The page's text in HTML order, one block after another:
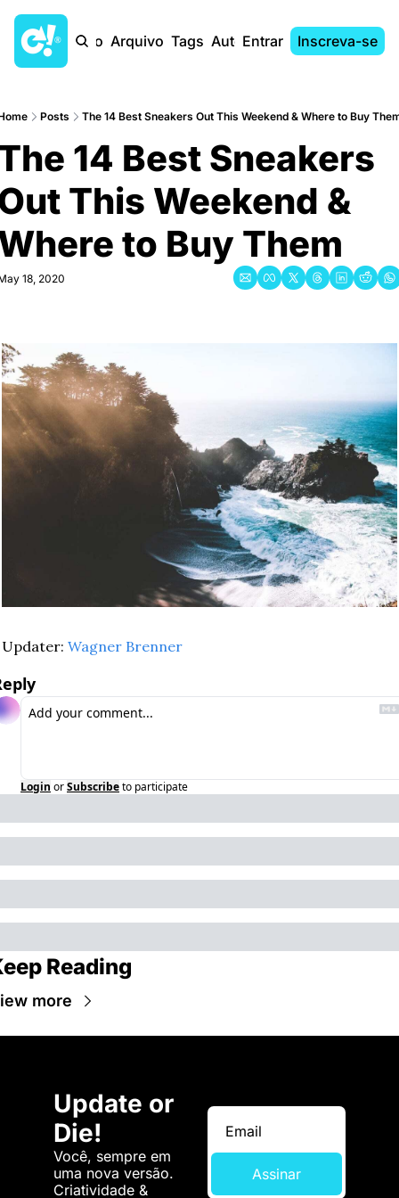
Início Arquivo Tags AutoresEntrar Inscreva-se
Posts The 14 Best Sneakers Out This Weekend & Where to Buy
14 Best Sneakers
This Weekend &
to Buy Them
18, 2020
Updater: Wagner Brenner
Login orSubscribeto participate
Reading
more
Update or
Die!
Você, sempre em
uma nova versão.
Criatividade &
Assinar